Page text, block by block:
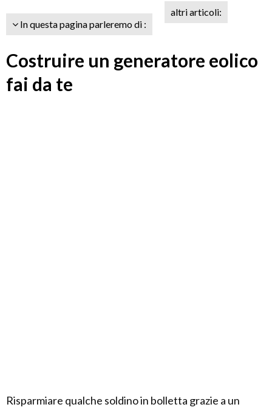
In questa pagina parleremo di :
altri articoli:
Costruire un generatore eolico
fai da te
Risparmiare qualche soldino in bolletta grazie a un